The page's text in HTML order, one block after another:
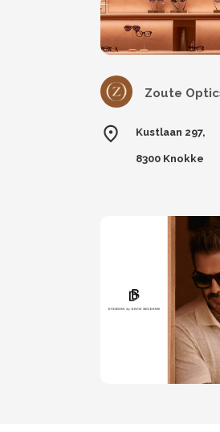
Zoute
Kustlaan 297,
8300 Knokke